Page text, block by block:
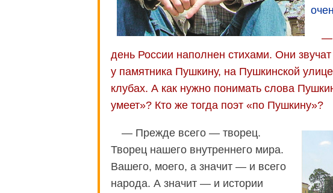
—
день России наполнен стихами. Они
у памятника Пушкину, на Пушкинской
клубах. А как нужно понимать слова
умеет»? Кто же тогда поэт «по Пушкину»?
— Прежде всего — творец.
Творец нашего внутреннего мира.
Вашего, моего, а значит — и всего
народа. А значит — и истории